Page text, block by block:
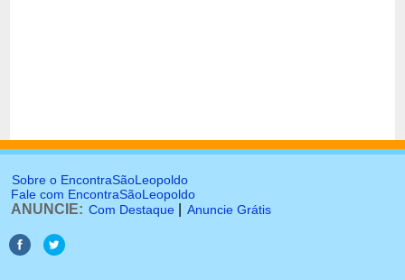
Sobre o EncontraSãoLeopoldo
Fale com EncontraSãoLeopoldo
ANUNCIE: Com Destaque Anuncie Grátis